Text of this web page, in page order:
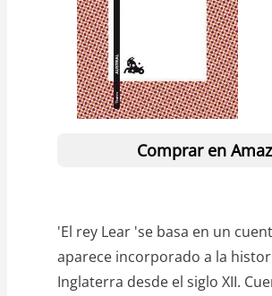
Comprar en
'El rey Lear 'se basa en un
aparece incorporado a la
Inglaterra desde el siglo XII.